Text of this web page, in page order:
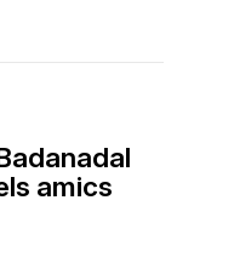
amics